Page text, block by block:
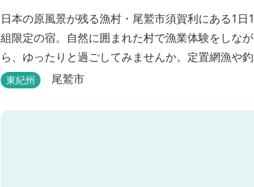
日本の原風景が残る漁村・尾鷲市須賀利にある1日1
組限定の宿。自然に囲まれた村で漁業体験をしなが
ら、ゆったりと過ごしてみませんか。定置網漁や釣
り船などの体験ができます。
東紀州 尾鷲市